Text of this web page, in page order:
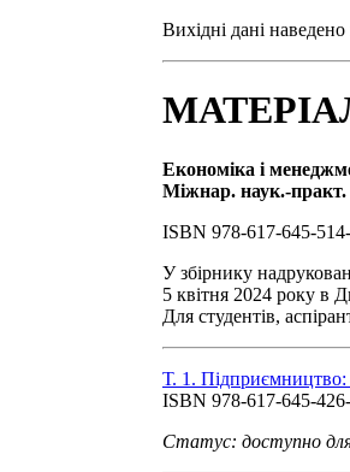
Вихідні дані
Економіка і
Міжнар. наук.-практ.
ISBN 978-617-645-
У збірнику
5 квітня 2024 року в
Для студентів,
Т. 1. Підприємництво:
ISBN 978-617-645-
Статус: доступно